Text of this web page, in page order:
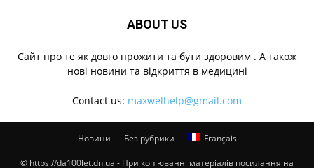
ABOUT US
Cайт про те як довго прожити та бути здоровим . А також
нові новини та відкриття в медицині
Contact us: maxwelhelp@gmail.com
Новини Без рубрики Français
© https://da100let.dn.ua - При копіюванні матеріалів посилання на